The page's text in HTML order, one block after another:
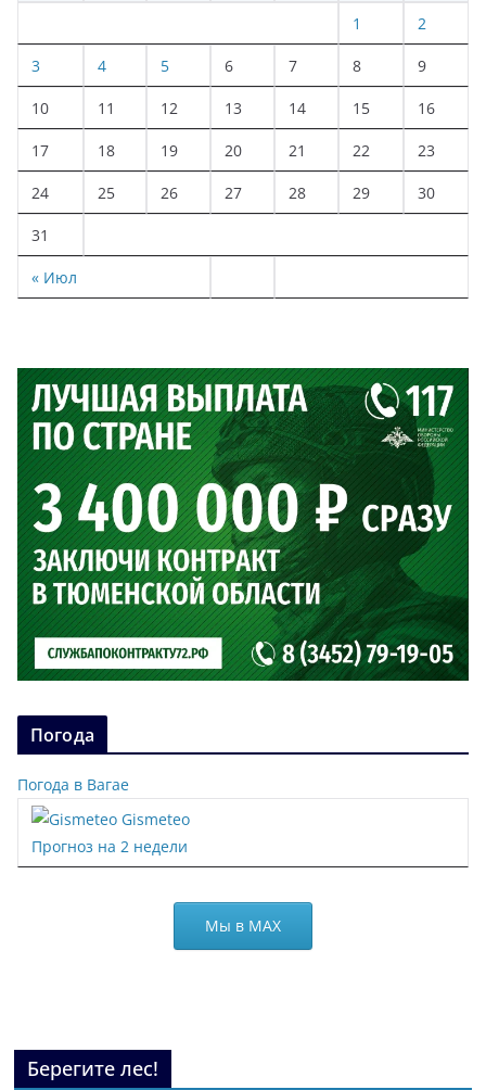
« Июл
1 2
3 4 5 6 7 8 9
10 11 12 13 14 15 16
17 18 19 20 21 22 23
24 25 26 27 28 29 30
31
Погода
Погода в Вагае
Gismeteo
Прогноз на 2 недели
Мы в МАХ
Берегите лес!